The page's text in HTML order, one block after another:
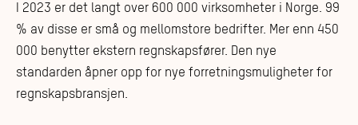
I 2023 er det langt over 600 000 virksomheter i Norge. 99
% av disse er små og mellomstore bedrifter. Mer enn 450
000 benytter ekstern regnskapsfører. Den nye
standarden åpner opp for nye forretningsmuligheter for
regnskapsbransjen.